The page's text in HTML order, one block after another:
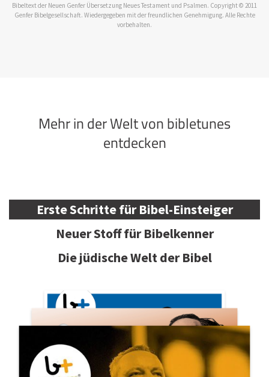
Bibeltext der Neuen Genfer Übersetzung Neues Testament und Psalmen. Copyright © 2011
Genfer Bibelgesellschaft. Wiedergegeben mit der freundlichen Genehmigung. Alle Rechte
vorbehalten.
Mehr in der Welt von bibletunes
entdecken
Erste Schritte für Bibel-Einsteiger
Neuer Stoff für Bibelkenner
Die jüdische Welt der Bibel